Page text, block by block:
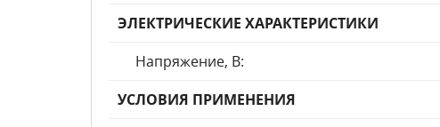
ЭЛЕКТРИЧЕСКИЕ ХАРАКТЕРИСТИКИ
Напряжение, В:
УСЛОВИЯ ПРИМЕНЕНИЯ